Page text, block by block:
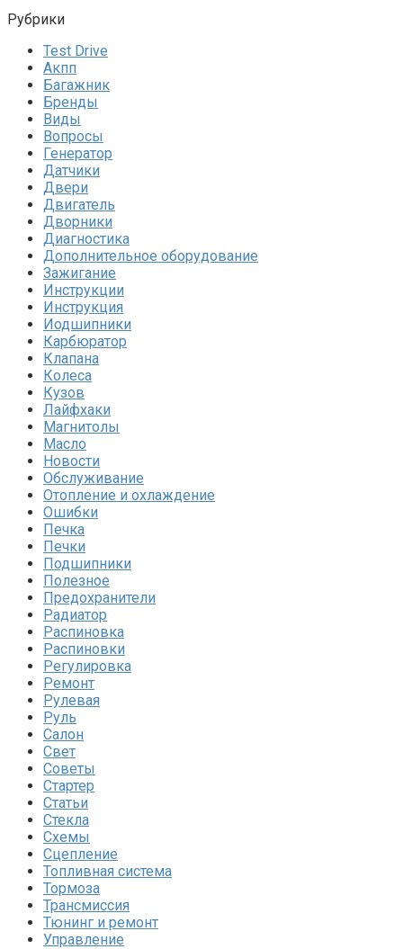
Рубрики
Test Drive
Акпп
Багажник
Бренды
Виды
Вопросы
Генератор
Датчики
Двери
Двигатель
Дворники
Диагностика
Дополнительное оборудование
Зажигание
Инструкции
Инструкция
Иодшипники
Карбюратор
Клапана
Колеса
Кузов
Лайфхаки
Магнитолы
Масло
Новости
Обслуживание
Отопление и охлаждение
Ошибки
Печка
Печки
Подшипники
Полезное
Предохранители
Радиатор
Распиновка
Распиновки
Регулировка
Ремонт
Рулевая
Руль
Салон
Свет
Советы
Стартер
Статьи
Стекла
Схемы
Сцепление
Топливная система
Тормоза
Трансмиссия
Тюнинг и ремонт
Управление